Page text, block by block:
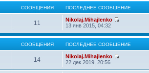
СООБЩЕНИЯ ПОСЛЕДНЕЕ СООБЩЕНИЕ
11
Nikolaj.Mihajlenko
13 янв 2015, 04:32
СООБЩЕНИЯ ПОСЛЕДНЕЕ СООБЩЕНИЕ
14
Nikolaj.Mihajlenko
22 дек 2019, 20:56